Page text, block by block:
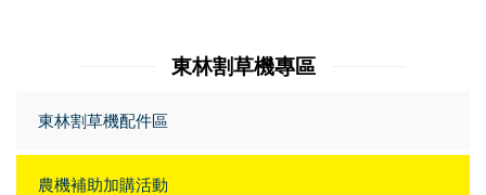
東林割草機專區
東林割草機配件區
農機補助加購活動